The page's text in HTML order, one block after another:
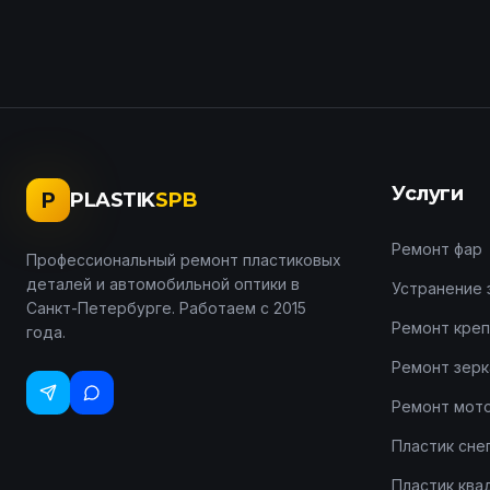
P PLASTIKSPB
Профессиональный ремонт пластиковых
деталей и автомобильной оптики в
Санкт-Петербурге. Работаем с 2015
года.
Услуги
Ремонт фар
Устранение
Ремонт
Ремонт
Ремонт
Пластик
Пластик